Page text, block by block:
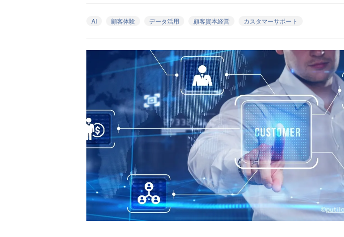
AI 顧客体験 データ活用 顧客資本経営 カスタマーサポート